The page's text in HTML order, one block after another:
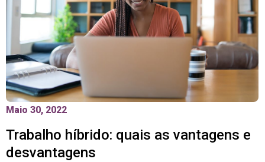
Maio 30, 2022
Trabalho híbrido: quais as vantagens e
desvantagens